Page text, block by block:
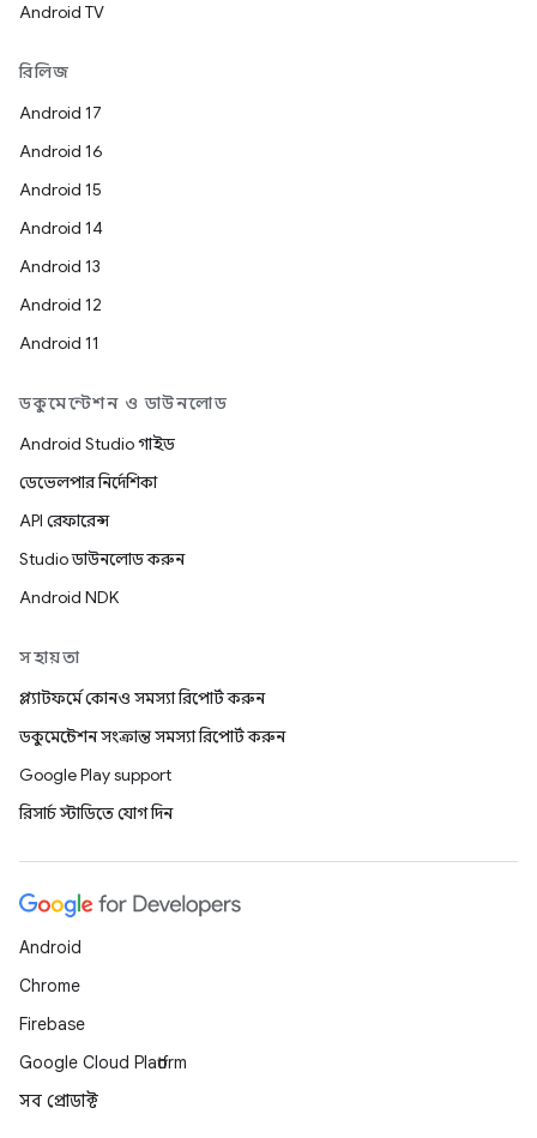
Android TV
রিলিজ
Android 17
Android 16
Android 15
Android 14
Android 13
Android 12
Android 11
ডকুমেন্টেশন ও ডাউনলোড
Android Studio গাইড
ডেভেলপার নির্দেশিকা
API রেফারেন্স
Studio ডাউনলোড করুন
Android NDK
সহায়তা
প্ল্যাটফর্মে কোনও সমস্যা রিপোর্ট করুন
ডকুমেন্টেশন সংক্রান্ত সমস্যা রিপোর্ট করুন
Google Play support
রিসার্চ স্টাডিতে যোগ দিন
Android
Chrome
Firebase
Google Cloud Platform
সব প্রোডাক্ট